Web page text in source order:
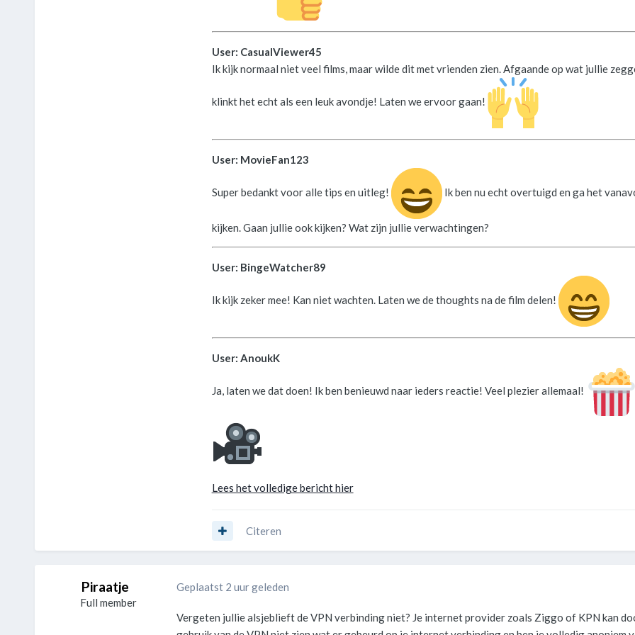
User: CasualViewer45
Ik kijk normaal niet veel films, maar wilde dit met vrienden zien. Afgaande op wat jullie
klinkt het echt als een leuk avondje! Laten we ervoor gaan!
User: MovieFan123
Super bedankt voor alle tips en uitleg! Ik ben nu echt overtuigd en ga het
kijken. Gaan jullie ook kijken? Wat zijn jullie verwachtingen?
User: BingeWatcher89
Ik kijk zeker mee! Kan niet wachten. Laten we de thoughts na de film delen!
User: AnoukK
Ja, laten we dat doen! Ik ben benieuwd naar ieders reactie! Veel plezier allemaal!
Lees het volledige bericht hier
Citeren
Piraatje
Full member
Geplaatst 2 uur geleden
Vergeten jullie alsjeblieft de VPN verbinding niet? Je internet provider zoals Ziggo of KPN kan